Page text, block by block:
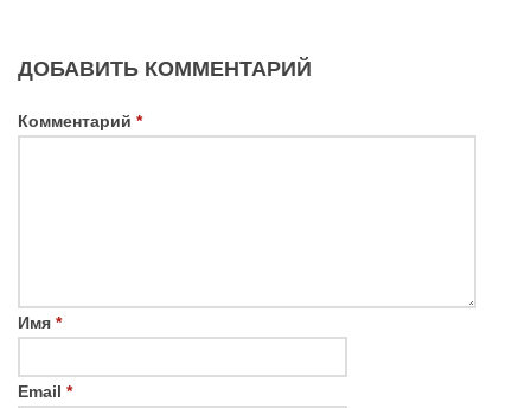
ДОБАВИТЬ КОММЕНТАРИЙ
Комментарий *
Имя *
Email *